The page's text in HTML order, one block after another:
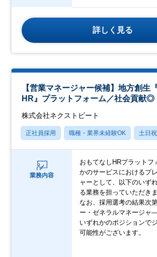
詳しく見る
【営業マネージャー候補】地方創生
HR』プラットフォーム／社会貢献◎
株式会社ネクストビート
正社員採用 職種・業界未経験OK 土日
業務内容
おもてなしHRプラットフ
かのサービスにおけるプ
ャーとして、以下のいず
る業務を担っていただきま
なお、採用選考の結果次
ー・ゼネラルマネージャ
いずれかのポジションで
可能性がございます。